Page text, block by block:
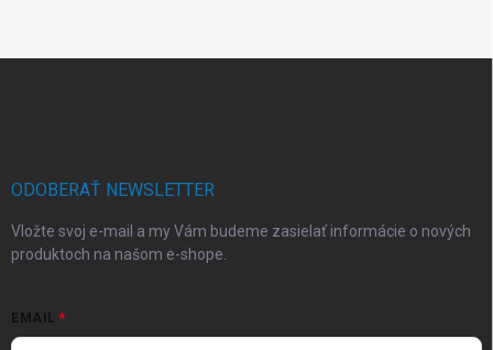
ODOBERAŤ NEWSLETTER
Vložte svoj e-mail a my Vám budeme zasielať informácie o nových
produktoch na našom e-shope.
EMAIL